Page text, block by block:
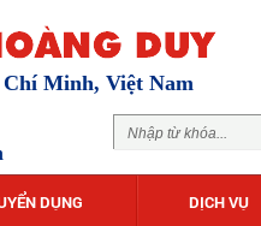
Minh, Việt Nam
DỤNG DỊCH VỤ